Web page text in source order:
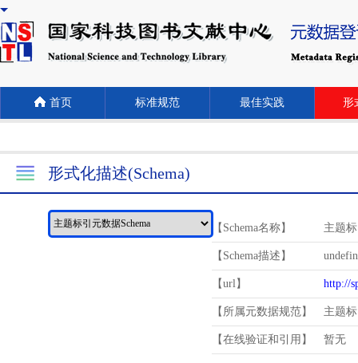
首页 标准规范 最佳实践 形
形式化描述(Schema)
【Schema名称】 主题
【Schema描述】
【url】 http://
【所属元数据规范】 主题
【在线验证和引用】 暂无